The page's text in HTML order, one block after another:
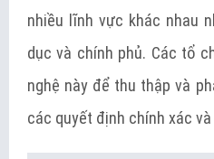
nhiều lĩnh vực khác nhau
dục và chính phủ. Các tổ
nghệ này để thu thập và
các quyết định chính xác